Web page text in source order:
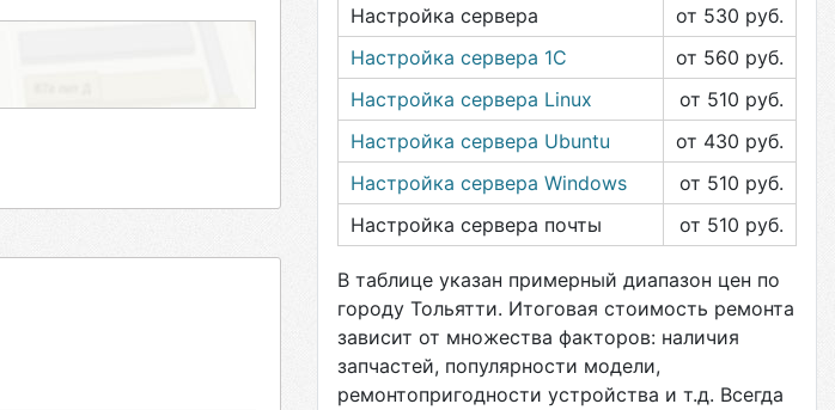
Настройка сервера
от 530 руб.
Настройка сервера 1С
от 560 руб.
Настройка сервера Linux
от 510 руб.
Настройка сервера Ubuntu
от 430 руб.
Настройка сервера Windows
от 510 руб.
Настройка сервера почты
от 510 руб.
В таблице указан примерный диапазон цен по
городу Тольятти. Итоговая стоимость ремонта
зависит от множества факторов: наличия
запчастей, популярности модели,
ремонтопригодности устройства и т.д. Всегда